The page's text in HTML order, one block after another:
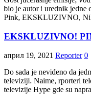
bio je autor i urednik jedne
Pink, EKSKLUZIVNO,
EKSKLUZIVNO!
април 19, 2021 Reporter 0
Do sada je neviđeno da
televiziji. Naime, rporteri
televizije Hype gde su